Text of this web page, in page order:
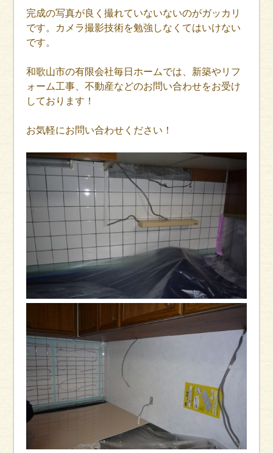
完成の写真が良く撮れていないないのがガッカリ
です。カメラ撮影技術を勉強しなくてはいけない
です。
和歌山市の有限会社毎日ホームでは、新築やリフ
ォーム工事、不動産などのお問い合わせをお受け
しております！
お気軽にお問い合わせください！